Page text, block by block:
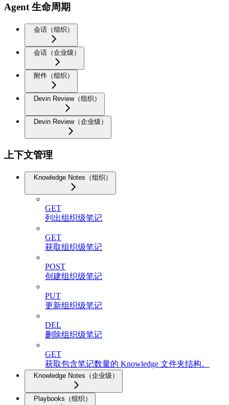
Agent 生命周期
会话（组织）
会话（企业级）
附件（组织）
Devin Review（组织）
Devin Review（企业级）
上下文管理
Knowledge Notes（组织）
GET
列出组织级笔记
GET
获取组织级笔记
POST
创建组织级笔记
PUT
更新组织级笔记
DEL
删除组织级笔记
GET
获取包含笔记数量的 Knowledge 文件夹结构。
Knowledge Notes（企业级）
Playbooks（组织）